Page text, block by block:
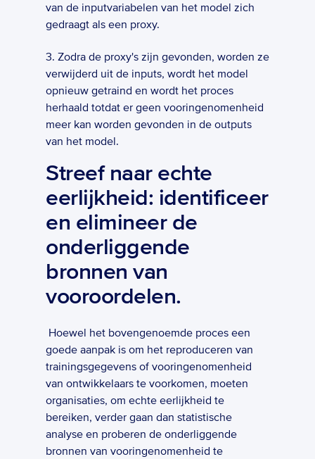
van de inputvariabelen van het model zich
gedraagt als een proxy.
3. Zodra de proxy's zijn gevonden, worden ze
verwijderd uit de inputs, wordt het model
opnieuw getraind en wordt het proces
herhaald totdat er geen vooringenomenheid
meer kan worden gevonden in de outputs
van het model.
Streef naar echte
eerlijkheid: identificeer
en elimineer de
onderliggende
bronnen van
vooroordelen.
Hoewel het bovengenoemde proces een
goede aanpak is om het reproduceren van
trainingsgegevens of vooringenomenheid
van ontwikkelaars te voorkomen, moeten
organisaties, om echte eerlijkheid te
bereiken, verder gaan dan statistische
analyse en proberen de onderliggende
bronnen van vooringenomenheid te